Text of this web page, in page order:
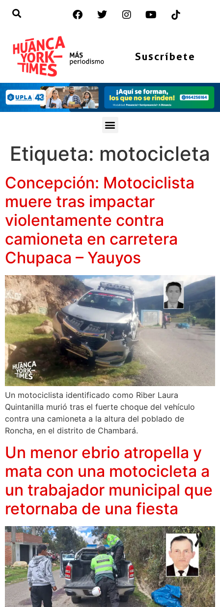
Suscríbete
Etiqueta: motocicleta
Concepción: Motociclista
muere tras impactar
violentamente contra
camioneta en carretera
Chupaca – Yauyos
Un motociclista identificado como Riber Laura
Quintanilla murió tras el fuerte choque del vehículo
contra una camioneta a la altura del poblado de
Roncha, en el distrito de Chambará.
Un menor ebrio atropella y
mata con una motocicleta a
un trabajador municipal que
retornaba de una fiesta